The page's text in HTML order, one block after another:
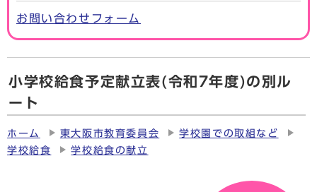
お問い合わせフォーム
小学校給食予定献立表(令和7年度)の別ル
ート
ホーム 東大阪市教育委員会
学校園での取組など
学校給食
学校給食の献立